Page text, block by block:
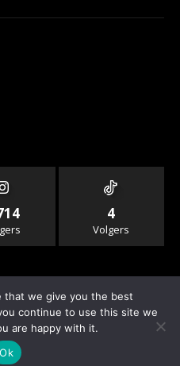
4
Volgers
that we give you the best
continue to use this site we
are happy with it.
Ok